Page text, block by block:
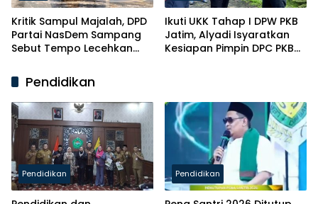
Kritik Sampul Majalah, DPD
Partai NasDem Sampang
Sebut Tempo Lecehkan
Ikuti UKK Tahap I DPW PKB
Jatim, Alyadi Isyaratkan
Kesiapan Pimpin DPC PKB
Pendidikan
Pendidikan Pendidikan